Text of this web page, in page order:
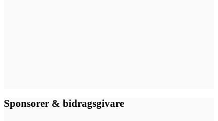
Sponsorer & bidragsgivare